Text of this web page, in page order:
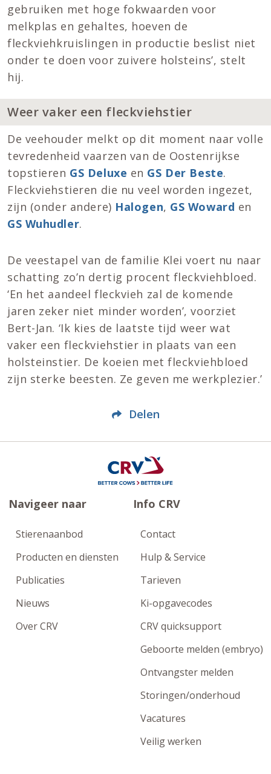
gebruiken met hoge fokwaarden voor
melkplas en gehaltes, hoeven de
fleckviehkruislingen in productie beslist niet
onder te doen voor zuivere holsteins’, stelt
hij.
Weer vaker een fleckviehstier
De veehouder melkt op dit moment naar volle
tevredenheid vaarzen van de Oostenrijkse
topstieren GS Deluxe en GS Der Beste.
Fleckviehstieren die nu veel worden ingezet,
zijn (onder andere) Halogen, GS Woward en
GS Wuhudler.
De veestapel van de familie Klei voert nu naar
schatting zo’n dertig procent fleckviehbloed.
‘En het aandeel fleckvieh zal de komende
jaren zeker niet minder worden’, voorziet
Bert-Jan. ‘Ik kies de laatste tijd weer wat
vaker een fleckviehstier in plaats van een
holsteinstier. De koeien met fleckviehbloed
zijn sterke beesten. Ze geven me werkplezier.’
Delen
Navigeer naar
Stierenaanbod
Producten en diensten
Publicaties
Nieuws
Over CRV
Info CRV
Contact
Hulp & Service
Tarieven
Ki-opgavecodes
CRV quicksupport
Geboorte melden (embryo)
Ontvangster melden
Storingen/onderhoud
Vacatures
Veilig werken